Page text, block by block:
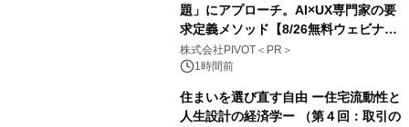
題」にアプローチ。AI×UX専門家の要
求定義メソッド【8/26無料ウェビナ
ー】株式会社PIVOT
株式会社PIVOT＜PR＞
1時間前
住まいを選び直す自由 ー住宅流動性と
人生設計の経済学ー （第４回：取引の